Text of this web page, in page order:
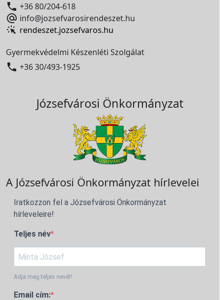
 +36 80/204-618
 info@jozsefvarosirendeszet.hu
rendeszet.jozsefvaros.hu
Gyermekvédelmi Készenléti Szolgálat
 +36 30/493-1925
Józsefvárosi Önkormányzat
A Józsefvárosi Önkormányzat hírlevelei
Iratkozzon fel a Józsefvárosi Önkormányzat
hírleveleire!
Teljes név
Adja meg teljes nevét!
Email cím: